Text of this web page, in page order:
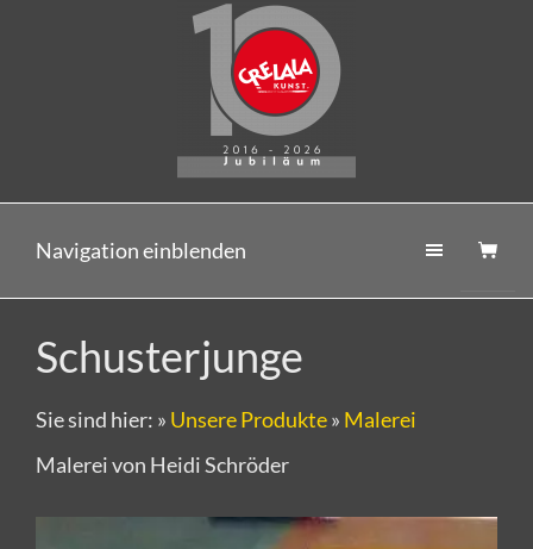
Navigation einblenden
Schusterjunge
Sie sind hier: » Unsere Produkte» Malerei
Malerei von Heidi Schröder